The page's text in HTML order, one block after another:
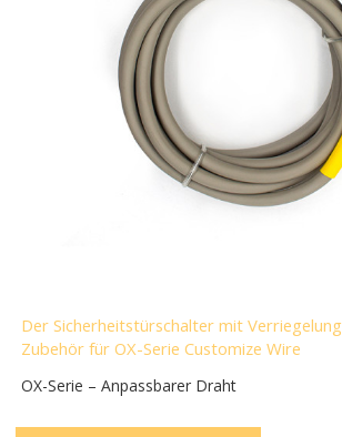
Der Sicherheitstürschalter mit
Zubehör für OX-Serie Customize Wire
OX-Serie – Anpassbarer Draht